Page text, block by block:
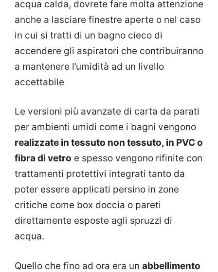
acqua calda, dovrete fare molta attenzione
anche a lasciare finestre aperte o nel caso
in cui si tratti di un bagno cieco di
accendere gli aspiratori che contribuiranno
a mantenere l’umidità ad un livello
accettabile
Le versioni più avanzate di carta da parati
per ambienti umidi come i bagni vengono
realizzate in tessuto non tessuto, in PVC o
fibra di vetro e spesso vengono rifinite con
trattamenti protettivi integrati tanto da
poter essere applicati persino in zone
critiche come box doccia o pareti
direttamente esposte agli spruzzi di
acqua.
Quello che fino ad ora era un abbellimento